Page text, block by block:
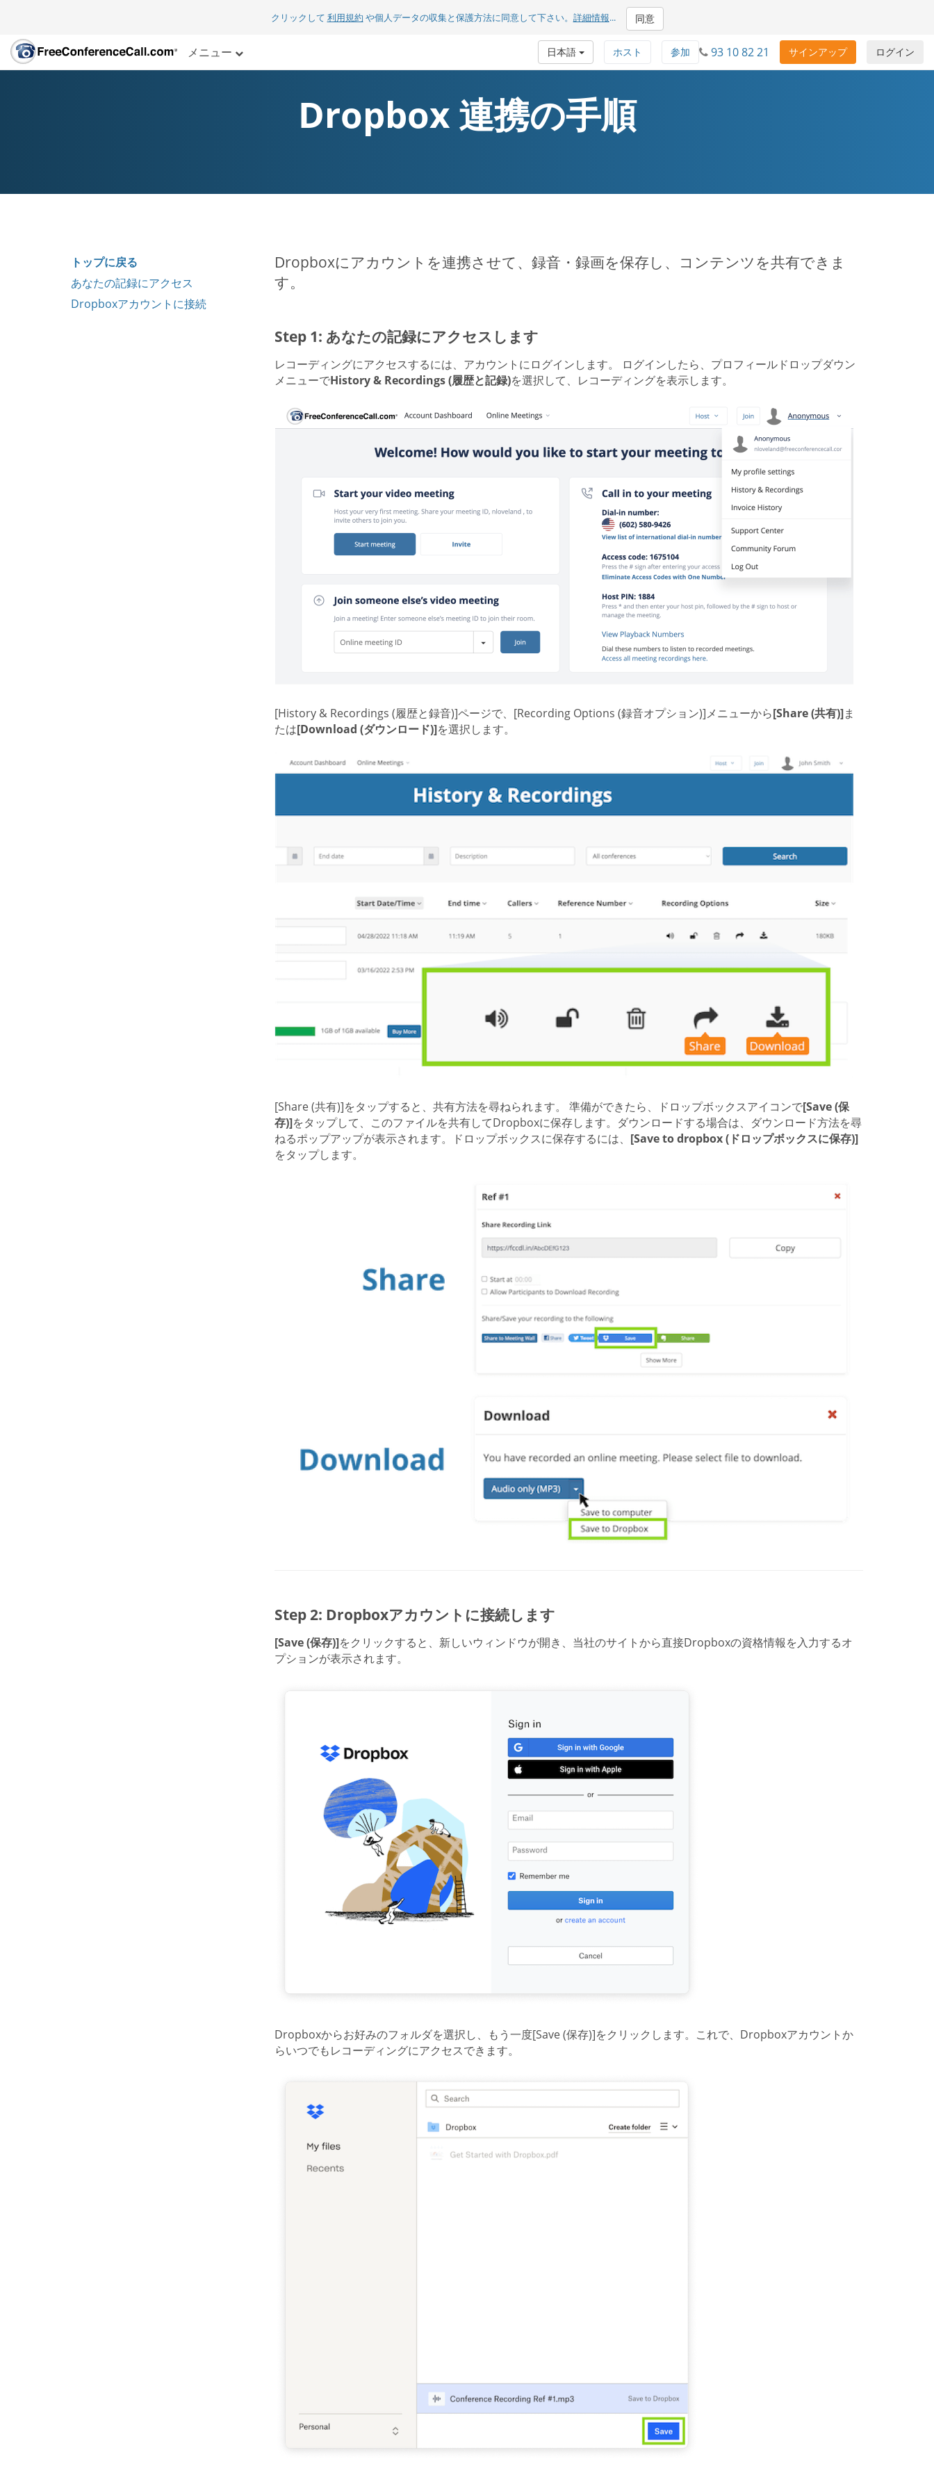
クリックして 利用規約 や個人データの収集と保護方法に同意して下さい。 詳細情報... 同意
メニュー ログイン
サインアップ
93 10 82 21
参加
ホスト
日本語
Dropbox 連携の手順
トップに戻る
あなたの記録にアクセス
Dropboxアカウントに接続
Dropboxにアカウントを連携させて、録音・録画を保存し、コンテンツを共有できま
す。
Step 1: あなたの記録にアクセスします
レコーディングにアクセスするには、アカウントにログインします。 ログインしたら、プロフィールドロップダウン
メニューでHistory & Recordings (履歴と記録)を選択して、レコーディングを表示します。
[History & Recordings (履歴と録音)]ページで、[Recording Options (録音オプション)]メニューから[Share (共有)]ま
たは[Download (ダウンロード)]を選択します。
[Share (共有)]をタップすると、共有方法を尋ねられます。 準備ができたら、ドロップボックスアイコンで[Save (保
存)]をタップして、このファイルを共有してDropboxに保存します。ダウンロードする場合は、ダウンロード方法を尋
ねるポップアップが表示されます。ドロップボックスに保存するには、 [Save to dropbox (ドロップボックスに保存)]
をタップします。
Step 2: Dropboxアカウントに接続します
[Save (保存)]をクリックすると、新しいウィンドウが開き、当社のサイトから直接Dropboxの資格情報を入力するオ
プションが表示されます。
Dropboxからお好みのフォルダを選択し、もう一度[Save (保存)]をクリックします。これで、Dropboxアカウントか
らいつでもレコーディングにアクセスできます。